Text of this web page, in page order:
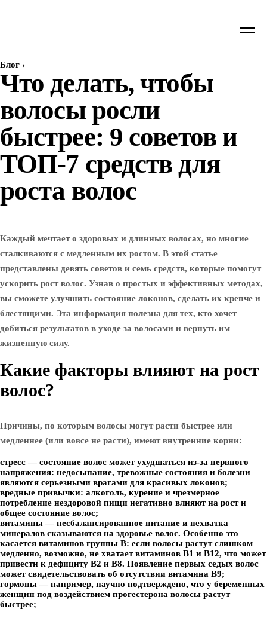
Блог ›
Что делать, чтобы
волосы росли
быстрее: 9 советов и
ТОП-7 средств для
роста волос
Каждый мечтает о здоровых и длинных волосах, но многие
сталкиваются с медленным их ростом. В этой статье
представлены девять советов и семь средств, которые помогут
ускорить рост волос. Узнав о простых и эффективных методах,
вы сможете улучшить состояние локонов, сделать их крепче и
блестящими. Эта информация полезна для тех, кто хочет
добиться результатов в уходе за волосами и вернуть им
жизненную силу.
Какие факторы влияют на рост
волос?
Причины, по которым волосы могут расти быстрее или
медленнее (или вовсе не расти), имеют внутренние корни:
стресс — состояние волос может ухудшаться из-за нервного
напряжения: недосыпание, тревожные состояния и болезни
являются серьезными врагами для красивых локонов;
вредные привычки: алкоголь, курение и чрезмерное
потребление нездоровой пищи негативно влияют на рост и
общее состояние волос;
витамины — несбалансированное питание и нехватка
минералов сказываются на здоровье волос. Особенно это
касается витаминов группы B: если волосы растут слишком
медленно, возможно, не хватает витаминов B1 и B12, что может
привести к дефициту B2 и B8. Появление первых седых волос
может свидетельствовать об отсутствии витамина B9;
гормоны — например, научно подтверждено, что у беременных
женщин под воздействием прогестерона волосы растут
быстрее;